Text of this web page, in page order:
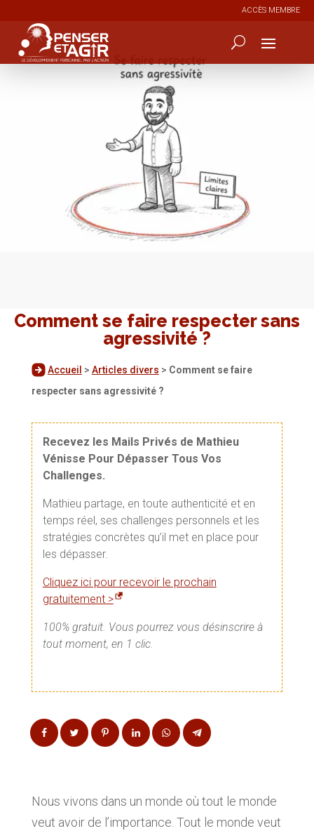
ACCÈS MEMBRE
Comment se faire respecter sans
agressivité ?
Accueil > Articles divers > Comment se faire
respecter sans agressivité ?
Recevez les Mails Privés de Mathieu
Vénisse Pour Dépasser Tous Vos
Challenges.
Mathieu partage, en toute authenticité et en
temps réel, ses challenges personnels et les
stratégies concrètes qu’il met en place pour
les dépasser.
Cliquez ici pour recevoir le prochain
gratuitement >
100% gratuit. Vous pourrez vous désinscrire à
tout moment, en 1 clic.
Nous vivons dans un monde où tout le monde
veut avoir de l’importance. Tout le monde veut